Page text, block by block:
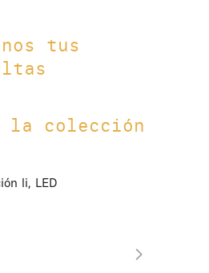
tus
la colección
li, LED